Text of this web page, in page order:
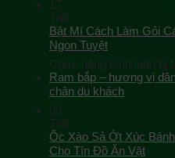
17
Th9
Bật Mí Cách Làm Gỏi
Ngon Tuyệt
Chức năng bình luận bị
Ram bắp – hương vị
chân du khách
09
Th9
Ốc Xào Sả Ớt Xúc
Cho Tín Đồ Ăn Vặt